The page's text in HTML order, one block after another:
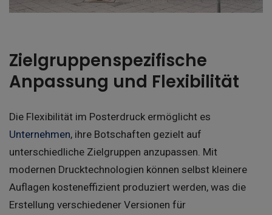
Zielgruppenspezifische
Anpassung und Flexibilität
Die Flexibilität im Posterdruck ermöglicht es
Unternehmen, ihre Botschaften gezielt auf
unterschiedliche Zielgruppen anzupassen. Mit
modernen Drucktechnologien können selbst kleinere
Auflagen kosteneffizient produziert werden, was die
Erstellung verschiedener Versionen für